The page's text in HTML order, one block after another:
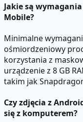
Jakie są
Mobile?
Minimalne
ośmiordzeniowy
korzystania z
urządzenie z 8 GB
takim jak
Czy zdjęcia z
się z komputerem?